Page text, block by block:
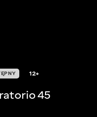
12+
45